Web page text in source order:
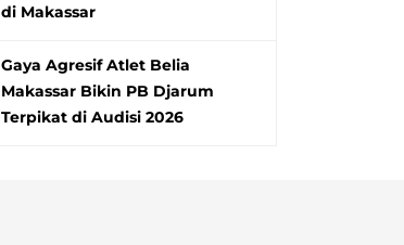
di Makassar
Gaya Agresif Atlet Belia
Makassar Bikin PB Djarum
Terpikat di Audisi 2026